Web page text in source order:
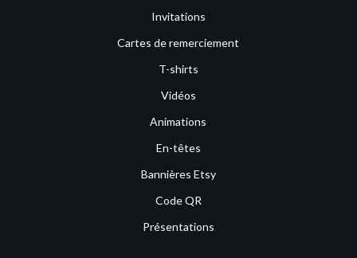
Invitations
Cartes de remerciement
T-shirts
Vidéos
Animations
En-têtes
Bannières Etsy
Code QR
Présentations